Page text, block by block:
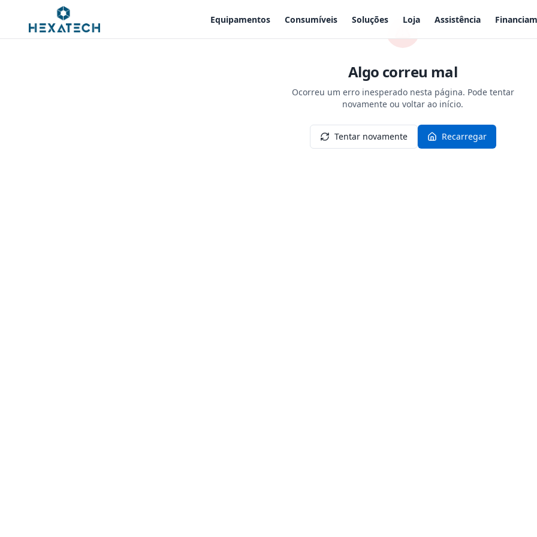
Equipamentos Consumíveis Soluções Loja Assistência
Algo correu mal
Ocorreu um erro inesperado nesta página. Pode tentar
novamente ou voltar ao início.
Tentar novamente Recarregar